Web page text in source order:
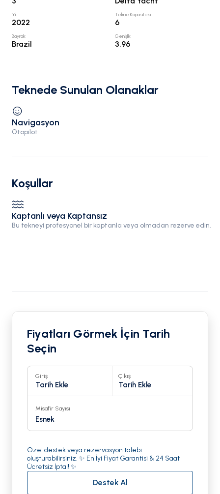
Yıl:
2022
Tekne Kapasitesi:
6
Bayrak:
Brazil
Genişlik:
3.96
Teknede Sunulan Olanaklar
Navigasyon
Otopilot
Koşullar
Kaptanlı veya Kaptansız
Bu tekneyi profesyonel bir kaptanla veya olmadan rezerve edin.
Fiyatları Görmek İçin Tarih
Seçin
Giriş
Tarih Ekle
Çıkış
Tarih Ekle
Misafir Sayısı
Esnek
Özel destek veya rezervasyon talebi
oluşturabilirsiniz. ✨ En İyi Fiyat Garantisi & 24 Saat
Ücretsiz İptal! ✨
Destek Al